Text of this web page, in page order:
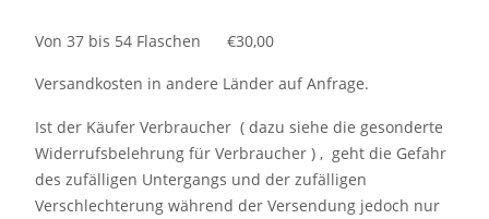
Von 37 bis 54 Flaschen €30,00
Versandkosten in andere Länder auf Anfrage.
Ist der Käufer Verbraucher ( dazu siehe die gesonderte
Widerrufsbelehrung für Verbraucher ) , geht die Gefahr
des zufälligen Untergangs und der zufälligen
Verschlechterung während der Versendung jedoch nur